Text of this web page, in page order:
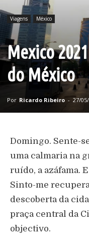
Viagens México
Mexico
do México
Por Ricardo Ribeiro - 27/
Domingo. Sente-
uma calmaria na
ruído, a azáfama.
Sinto-me
descoberta da
praça central da
objectivo.